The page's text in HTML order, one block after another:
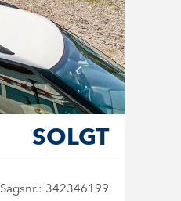
SOLGT
Sagsnr.: 342346199